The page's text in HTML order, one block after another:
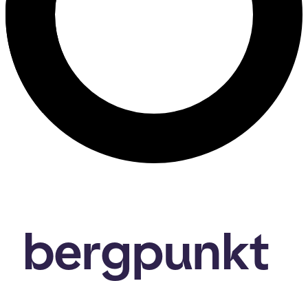
bergpunkt